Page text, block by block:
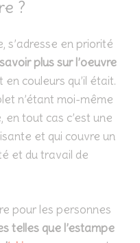
?
s’adresse en priorité
plus sur l’oeuvre
couleurs qu’il était.
n’étant moi-même
en tout cas c’est une
et qui couvre un
et du travail de
pour les personnes
telles que l’estampe